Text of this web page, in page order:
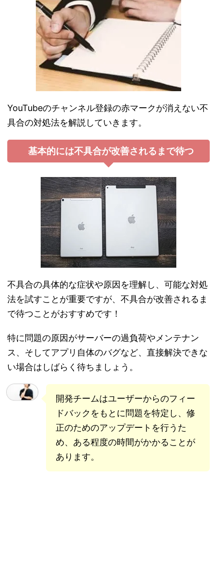
YouTubeのチャンネル登録の赤マークが消えない不
具合の対処法を解説していきます。
基本的には不具合が改善されるまで待つ
不具合の具体的な症状や原因を理解し、可能な対処
法を試すことが重要ですが、不具合が改善されるま
で待つことがおすすめです！
特に問題の原因がサーバーの過負荷やメンテナン
ス、そしてアプリ自体のバグなど、直接解決できな
い場合はしばらく待ちましょう。
開発チームはユーザーからのフィー
ドバックをもとに問題を特定し、修
正のためのアップデートを行うた
め、ある程度の時間がかかることが
あります。